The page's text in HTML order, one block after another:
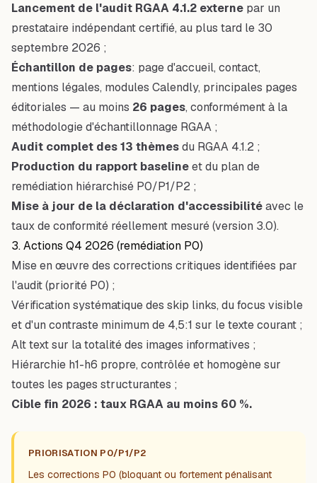
Lancement de l'audit RGAA 4.1.2 externe par un
prestataire indépendant certifié, au plus tard le 30
septembre 2026 ;
Échantillon de pages: page d'accueil, contact,
mentions légales, modules Calendly, principales pages
éditoriales — au moins 26 pages, conformément à la
méthodologie d'échantillonnage RGAA ;
Audit complet des 13 thèmesdu RGAA 4.1.2 ;
Production du rapport baselineet du plan de
remédiation hiérarchisé P0/P1/P2 ;
Mise à jour de la déclaration d'accessibilitéavec le
taux de conformité réellement mesuré (version 3.0).
3. Actions Q4 2026 (remédiation P0)
Mise en œuvre des corrections critiques identifiées par
l'audit (priorité P0) ;
Vérification systématique des skip links, du focus visible
et d'un contraste minimum de 4,5:1 sur le texte courant ;
Alt text sur la totalité des images informatives ;
Hiérarchie h1-h6 propre, contrôlée et homogène sur
toutes les pages structurantes ;
Cible fin 2026 : taux RGAA au moins 60 %.
PRIORISATION P0/P1/P2
Les corrections P0 (bloquant ou fortement pénalisant